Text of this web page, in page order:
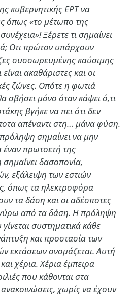
κυβερνητικής ΕΡΤ να
όπως «το μέτωπο της
Ξέρετε τι σημαίνει
Οτι πρώτον υπάρχουν
συσσωρευμένης καύσιμης
ακαθάριστες και οι
ζώνες. Οπότε η φωτιά
σβήσει μόνο όταν κάψει ό,τι
βγήκε να πει ότι δεν
απέναντι στη… μάνα φύση.
πρόληψη σημαίνει να μην
έναν πρωτοετή της
δασοπονία,
εξάλειψη των εστιών
όπως τα ηλεκτροφόρα
τα δάση και οι αδέσποτες
από τα δάση. Η πρόληψη
συστηματικά κάθε
και προστασία των
εκτάσεων ονομάζεται. Αυτή
χέρια. Χέρια έμπειρα
που κάθονται στα
χωρίς να έχουν